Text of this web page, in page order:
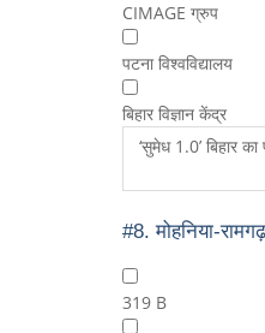
CIMAGE ग्रुप
पटना विश्वविद्यालय
बिहार विज्ञान केंद्र
‘सुमेध 1.0’ बिहार
#8. मोहनिया-
319 B